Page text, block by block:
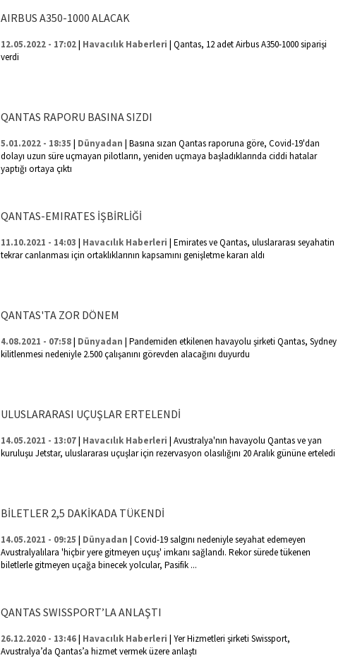
AIRBUS A350-1000 ALACAK
12.05.2022 - 17:02| Havacılık Haberleri | Qantas, 12 adet Airbus A350-1000 siparişi
verdi
QANTAS RAPORU BASINA SIZDI
5.01.2022 - 18:35 | Dünyadan | Basına sızan Qantas raporuna göre, Covid-19'dan
dolayı uzun süre uçmayan pilotların, yeniden uçmaya başladıklarında ciddi hatalar
yaptığı ortaya çıktı
QANTAS-EMIRATES İŞBİRLİĞİ
11.10.2021 - 14:03 | Havacılık Haberleri | Emirates ve Qantas, uluslararası seyahatin
tekrar canlanması için ortaklıklarının kapsamını genişletme kararı aldı
QANTAS'TA ZOR DÖNEM
4.08.2021 - 07:58| Dünyadan | Pandemiden etkilenen havayolu şirketi Qantas, Sydney
kilitlenmesi nedeniyle 2.500 çalışanını görevden alacağını duyurdu
ULUSLARARASI UÇUŞLAR ERTELENDİ
14.05.2021 - 13:07| Havacılık Haberleri | Avustralya'nın havayolu Qantas ve yan
kuruluşu Jetstar, uluslararası uçuşlar için rezervasyon olasılığını 20 Aralık gününe erteledi
BİLETLER 2,5 DAKİKADA TÜKENDİ
14.05.2021 - 09:25 | Dünyadan | Covid-19 salgını nedeniyle seyahat edemeyen
Avustralyalılara 'hiçbir yere gitmeyen uçuş' imkanı sağlandı. Rekor sürede tükenen
biletlerle gitmeyen uçağa binecek yolcular, Pasifik ...
QANTAS SWISSPORT’LA ANLAŞTI
26.12.2020 - 13:46| Havacılık Haberleri | Yer Hizmetleri şirketi Swissport,
Avustralya’da Qantas’a hizmet vermek üzere anlaştı